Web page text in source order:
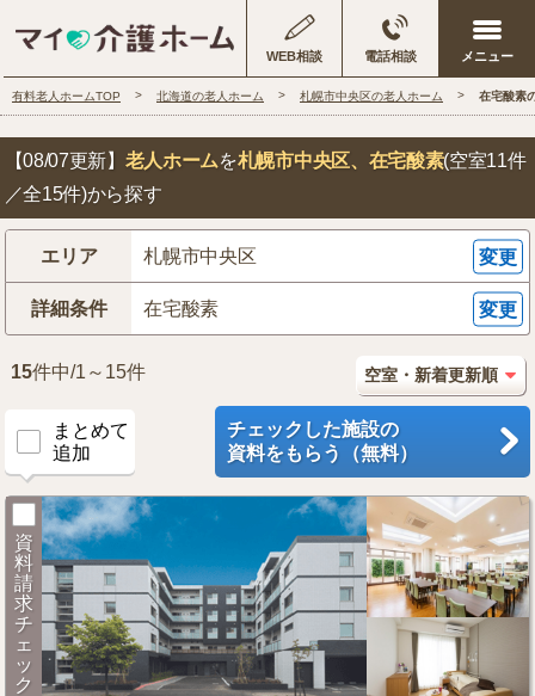
WEB相談 電話相談
有料老人ホームTOP 北海道の老人ホーム 札幌市中央区の老人ホーム 在宅酸素
【08/07更新】 老人ホームを札幌市中央区、在宅酸素(空室11件
／全15件)から探す
エリア 札幌市中央区 変更
詳細条件 在宅酸素 変更
15件中/1～15件
まとめて
追加
チェックした施設の
資料をもらう（無料）
資
料
請
求
チ
ェ
ッ
ク